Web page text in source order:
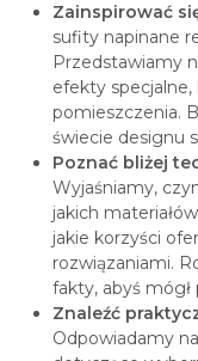
Zainspirować
sufity napinane
Przedstawiamy
efekty
pomieszczenia.
świecie designu
Poznać bliżej
Wyjaśniamy,
jakich
jakie korzyści
rozwiązaniami.
fakty, abyś mógł
Znaleźć
Odpowiadamy